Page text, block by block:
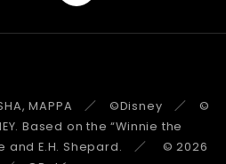
MAPPA ／ ©Disney ／ ©
Based on the “Winnie the
and E.H. Shepard. ／ © 2026